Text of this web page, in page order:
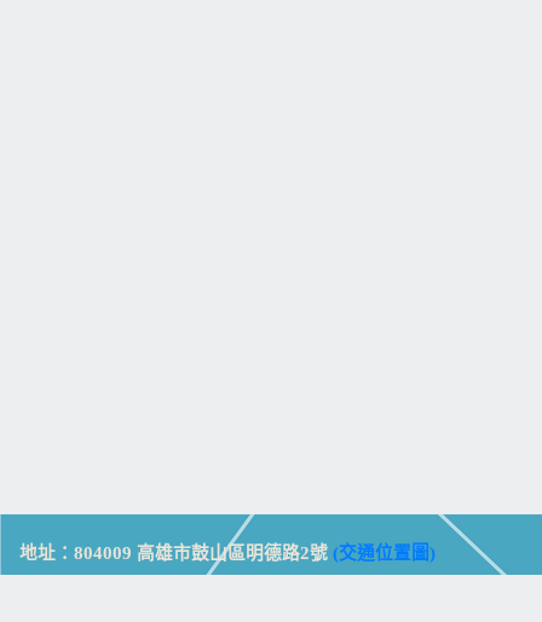
地址：804009 高雄市鼓山區明德路2號 (交通位置圖)